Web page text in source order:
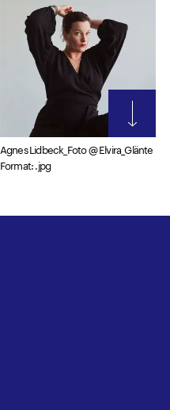
Agnes Lidbeck_Foto @ Elvira_Glänte
Format: .jpg